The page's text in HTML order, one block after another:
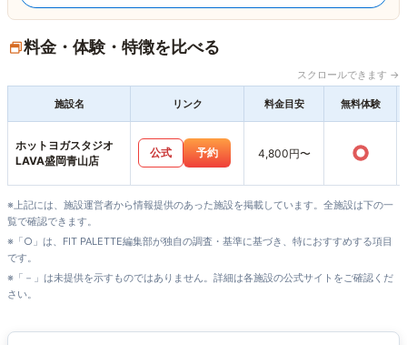
料金・体験・特徴を比べる
スクロールできます →
施設名 リンク 料金目安 無料体験
ホットヨガスタジオ
LAVA盛岡青山店
公式 予約 4,800円〜 ○
※上記には、施設運営者から情報提供のあった施設を掲載しています。全施設は下の一
覧で確認できます。
※「○」は、FIT PALETTE編集部が独自の調査・基準に基づき、特におすすめする項目
です。
※「－」は未提供を示すものではありません。詳細は各施設の公式サイトをご確認くだ
さい。